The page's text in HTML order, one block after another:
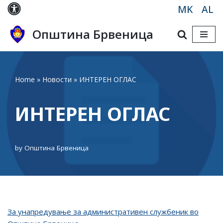
Skip
to
content
MK AL
Општина Брвеница
Home » Новости » ИНТЕРЕН ОГЛАС
ИНТЕРЕН ОГЛАС
by Општина Брвеница
За унапредување за административен службеник во